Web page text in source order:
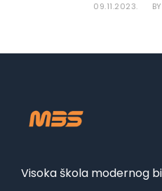
09.11.2023. BY
Visoka škola modernog